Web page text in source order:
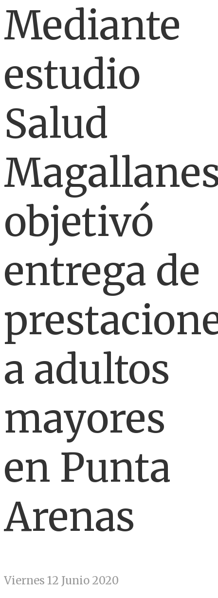
Mediante
estudio
Salud
objetivó
entrega de
a adultos
mayores
en Punta
Arenas
Viernes 12 Junio 2020